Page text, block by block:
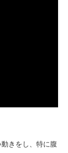
きをし、特に腹